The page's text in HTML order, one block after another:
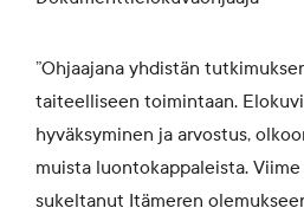
”Ohjaajana yhdistän
taiteelliseen toimintaan.
hyväksyminen ja arvostus,
muista luontokappaleista.
sukeltanut Itämeren